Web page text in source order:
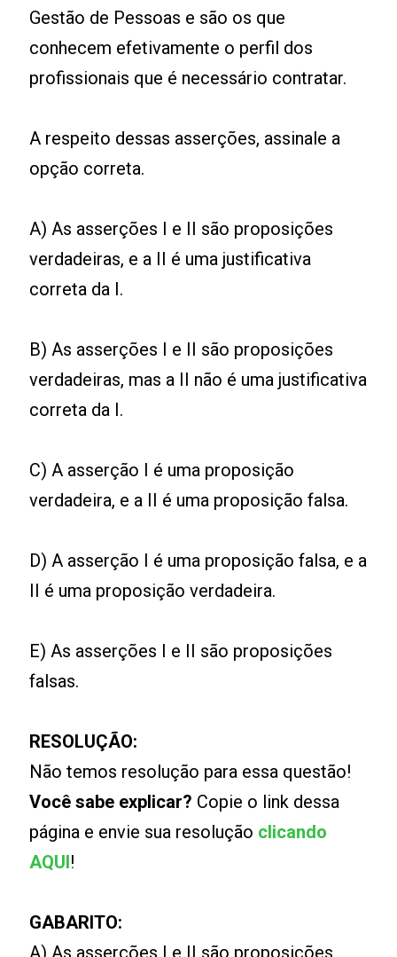
Gestão de Pessoas e são os que
conhecem efetivamente o perfil dos
profissionais que é necessário contratar.
A respeito dessas asserções, assinale a
opção correta.
A) As asserções I e II são proposições
verdadeiras, e a II é uma justificativa
correta da I.
B) As asserções I e II são proposições
verdadeiras, mas a II não é uma justificativa
correta da I.
C) A asserção I é uma proposição
verdadeira, e a II é uma proposição falsa.
D) A asserção I é uma proposição falsa, e a
II é uma proposição verdadeira.
E) As asserções I e II são proposições
falsas.
RESOLUÇÃO:
Não temos resolução para essa questão!
Você sabe explicar? Copie o link dessa
página e envie sua resolução clicando
AQUI!
GABARITO: